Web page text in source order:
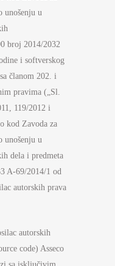
unošenju u
broj 2014/2032
i softverskog
članom 202. i
pravima („Sl.
119/2012 i
kod Zavoda za
unošenju u
dela i predmeta
A-69/2014/1 od
autorskih prava
autorskih
code) Asseco